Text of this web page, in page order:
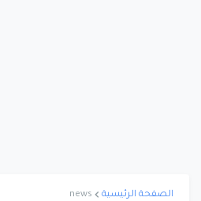
الصفحة الرئيسية news